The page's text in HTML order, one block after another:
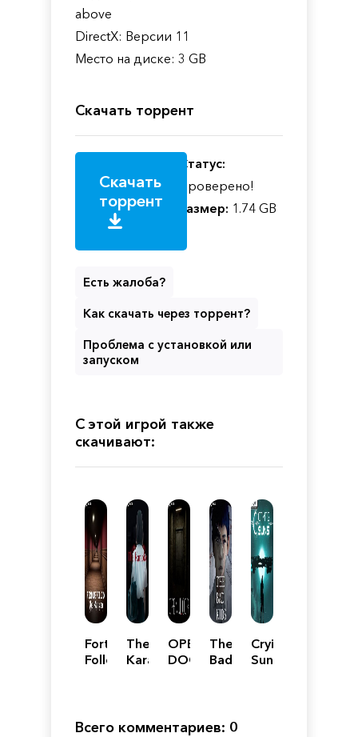
above
DirectX: Версии 11
Место на диске: 3 GB
Скачать торрент
Скачать
торрент
Статус:
Проверено!
Размер: 1.74 GB
Есть жалоба?
Как скачать через торрент?
Проблема с установкой или
запуском
С этой игрой также
скачивают:
Fortune
Follow:
The
Karaoke
OPEN
DOOR
The
Bad
Crying
Suns
Всего комментариев: 0